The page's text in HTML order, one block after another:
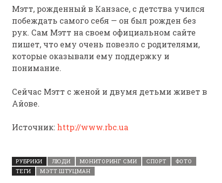
Мэтт, рожденный в Канзасе, с детства учился
побеждать самого себя — он был рожден без
рук. Сам Мэтт на своем официальном сайте
пишет, что ему очень повезло с родителями,
которые оказывали ему поддержку и
понимание.
Сейчас Мэтт с женой и двумя детьми живет в
Айове.
Источник: http://www.rbc.ua
РУБРИКИ ЛЮДИ МОНИТОРИНГ СМИ СПОРТ
ФОТО
ТЕГИ
МЭТТ ШТУЦМАН